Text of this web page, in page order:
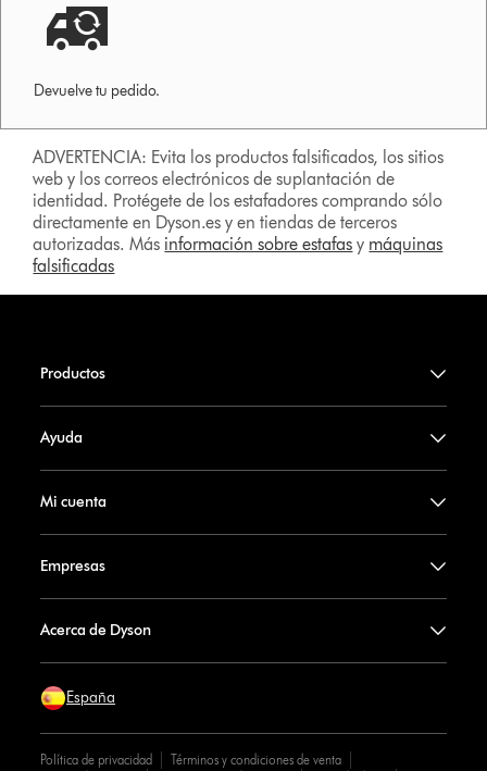
Devuelve tu pedido.
ADVERTENCIA: Evita los productos falsificados, los sitios
web y los correos electrónicos de suplantación de
identidad. Protégete de los estafadores comprando sólo
directamente en Dyson.es y en tiendas de terceros
autorizadas. Más información sobre estafas y máquinas
falsificadas
Productos
Ayuda
Mi cuenta
Empresas
Acerca de Dyson
España
Política de privacidad
Términos y condiciones de venta